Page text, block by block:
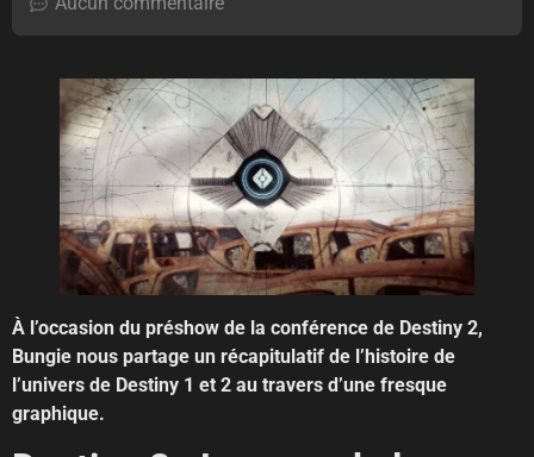
À l’occasion du préshow de la conférence de Destiny 2,
Bungie nous partage un récapitulatif de l’histoire de
l’univers de Destiny 1 et 2 au travers d’une fresque
graphique.